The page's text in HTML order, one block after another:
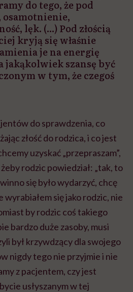
do tego, że pod
osamotnienie,
lęk. (...) Pod złością
kryją się właśnie
je na energię
jakąkolwiek szansę być
w tym, że czegoś
do sprawdzenia, co
złość do rodzica, i co jest
uzyskać „przepraszam”,
rodzic powiedział: „tak, to
się było wydarzyć, chcę
wyrabiałem się jako rodzic, nie
by rodzic coś takiego
bardzo duże zasoby, musi
był krzywdzący dla swojego
nigdy tego nie przyjmie i nie
z pacjentem, czy jest
usłyszanym w tej